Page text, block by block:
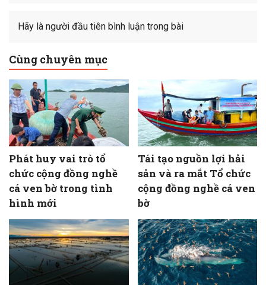
Hãy là người đầu tiên bình luận trong bài
Cùng chuyên mục
Phát huy vai trò tổ
chức cộng đồng nghề
cá ven bờ trong tình
hình mới
Tái tạo nguồn lợi hải
sản và ra mắt Tổ chức
cộng đồng nghề cá ven
bờ